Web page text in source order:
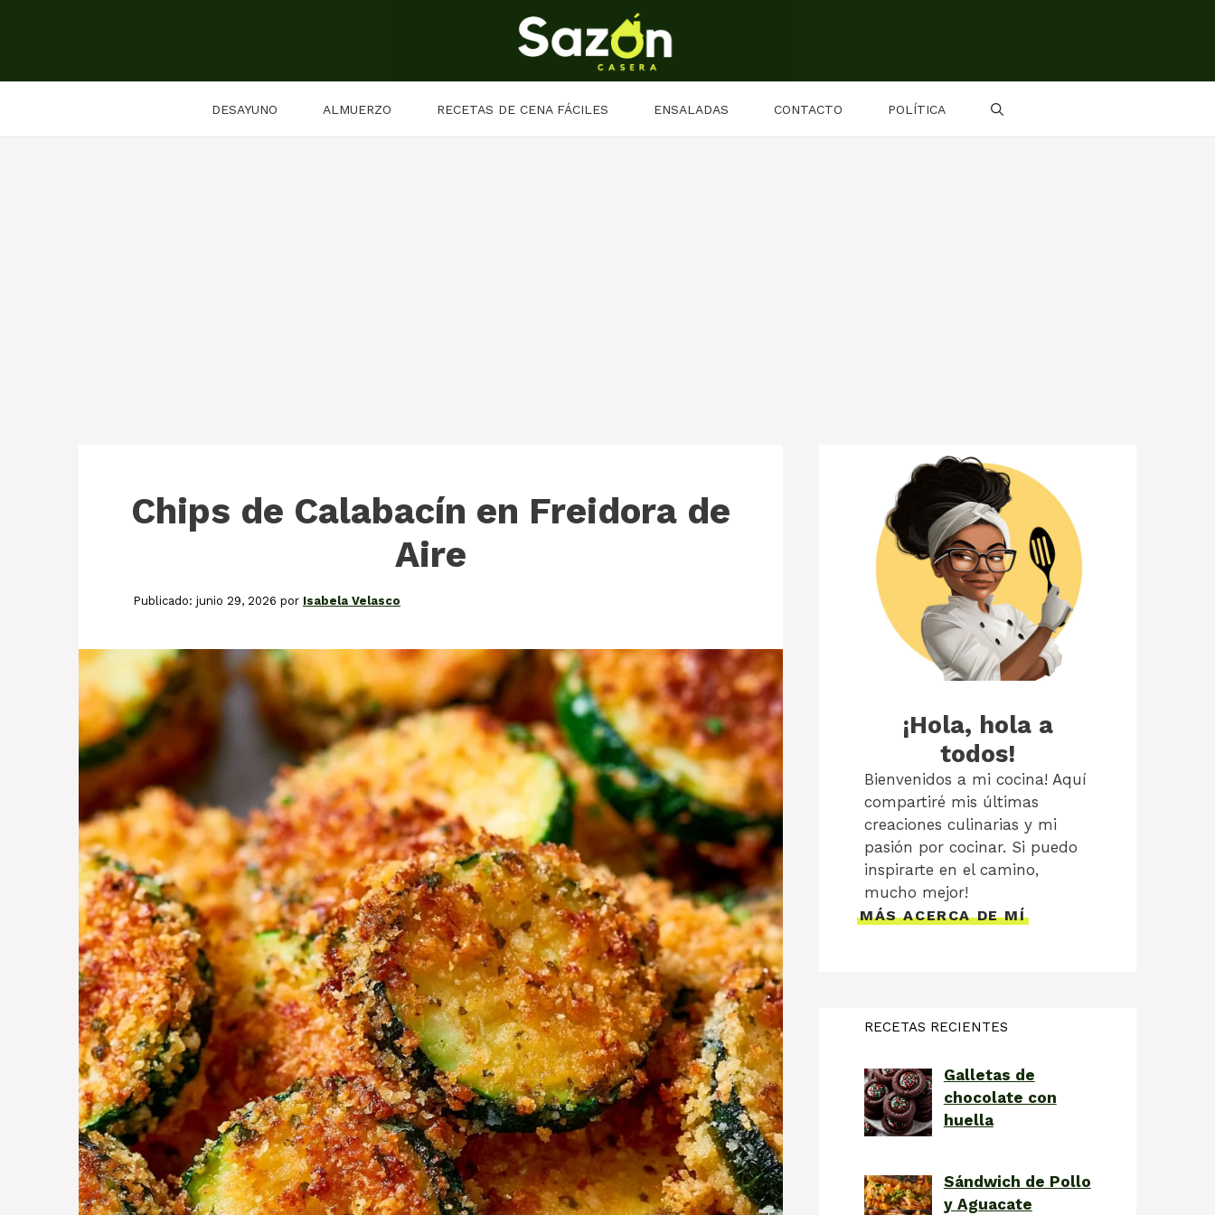
DESAYUNO ALMUERZO RECETAS DE CENA FÁCILES ENSALADAS CONTACTO POLÍTICA
Chips de Calabacín en Freidora de
Aire
junio 29, 2026 por Isabela Velasco
¡Hola, hola a
todos!
Bienvenidos a mi cocina! Aquí
compartiré mis últimas
creaciones culinarias y mi
pasión por cocinar. Si puedo
inspirarte en el camino,
mucho mejor!
MÁS ACERCA DE MÍ
RECETAS RECIENTES
Galletas de
chocolate con
huella
Sándwich de Pollo
y Aguacate